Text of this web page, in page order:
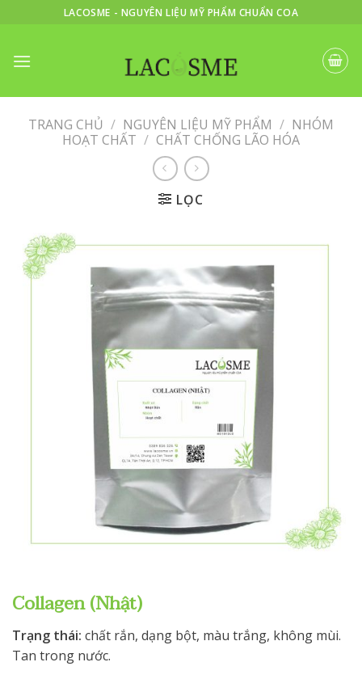
LACOSME - NGUYÊN LIỆU MỸ PHẨM CHUẨN COA
TRANG CHỦ / NGUYÊN LIỆU MỸ PHẨM / NHÓM
HOẠT CHẤT / CHẤT CHỐNG LÃO HÓA
LỌC
Collagen (Nhật)
Trạng thái: chất rắn, dạng bột, màu trắng, không mùi.
Tan trong nước.